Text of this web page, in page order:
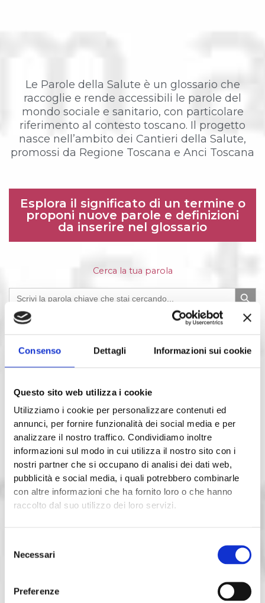
Consenso Dettagli Informazioni sui cookie
Questo sito web utilizza i cookie
Utilizziamo i cookie per personalizzare contenuti ed
annunci, per fornire funzionalità dei social media e per
analizzare il nostro traffico. Condividiamo inoltre
informazioni sul modo in cui utilizza il nostro sito con i
nostri partner che si occupano di analisi dei dati web,
pubblicità e social media, i quali potrebbero combinarle
con altre informazioni che ha fornito loro o che hanno
raccolto dal suo utilizzo dei loro servizi.
delNecessari
Preferenze
Le Parole della Salute è un glossario che
raccoglie e rende accessibili le parole del
mondo sociale e sanitario, con particolare
riferimento al contesto toscano. Il progetto
nasce nell’ambito dei Cantieri della Salute,
promossi da Regione Toscana e Anci Toscana
Esplora il significato di un termine o
proponi nuove parole e definizioni
da inserire nel glossario
Cerca la tua parola
Search
for:
Search Button